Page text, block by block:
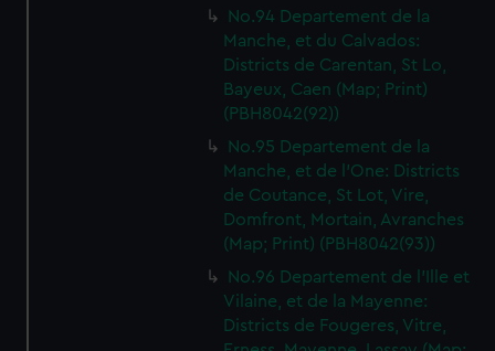
No.94 Departement de la
Manche, et du Calvados:
Districts de Carentan, St Lo,
Bayeux, Caen (Map; Print)
(PBH8042(92))
No.95 Departement de la
Manche, et de l'One: Districts
de Coutance, St Lot, Vire,
Domfront, Mortain, Avranches
(Map; Print) (PBH8042(93))
No.96 Departement de l'Ille et
Vilaine, et de la Mayenne:
Districts de Fougeres, Vitre,